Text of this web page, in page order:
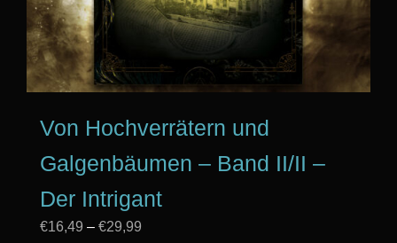
Von Hochverrätern und
Galgenbäumen – Band II/II –
Der Intrigant
€16,49 – €29,99